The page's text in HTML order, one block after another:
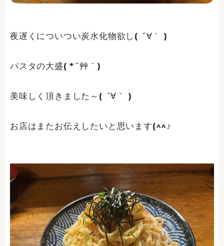
夜遅くについつい炭水化物欲し( ´∀｀ )
パスタの大盛( *´艸｀)
美味しく頂きました～( ´∀｀ )
お店はまたお伝えしたいと思います(^^♪